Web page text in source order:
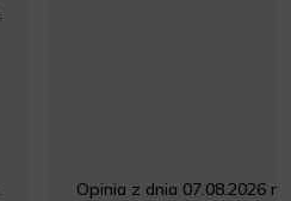
Opinia z dnia 07.08.2026 r.